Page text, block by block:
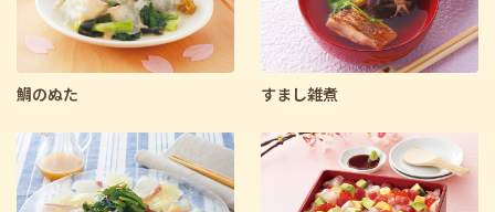
鯛のぬた すまし雑煮